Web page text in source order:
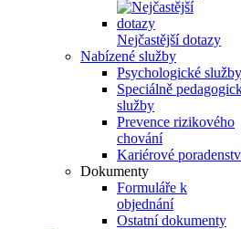
Nejčastější dotazy
Nabízené služby
Psychologické služby
Speciálně
služby
Prevence rizikového
chování
Kariérové
Dokumenty
Formuláře k
objednání
Ostatní dokumenty